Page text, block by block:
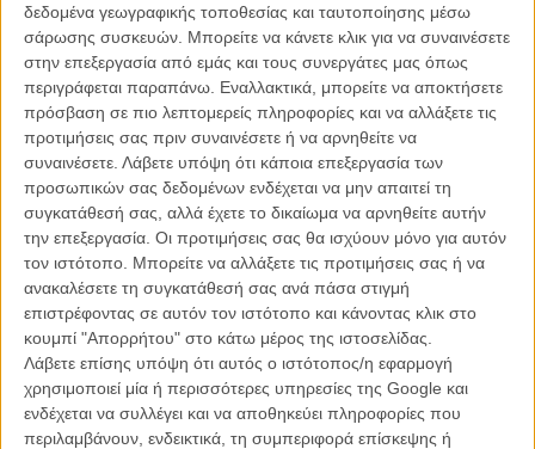
δεδομένα γεωγραφικής τοποθεσίας και ταυτοποίησης μέσω
σάρωσης συσκευών. Μπορείτε να κάνετε κλικ για να συναινέσετε
στην επεξεργασία από εμάς και τους συνεργάτες μας όπως
περιγράφεται παραπάνω. Εναλλακτικά, μπορείτε να αποκτήσετε
πρόσβαση σε πιο λεπτομερείς πληροφορίες και να αλλάξετε τις
προτιμήσεις σας πριν συναινέσετε ή να αρνηθείτε να
συναινέσετε. Λάβετε υπόψη ότι κάποια επεξεργασία των
προσωπικών σας δεδομένων ενδέχεται να μην απαιτεί τη
συγκατάθεσή σας, αλλά έχετε το δικαίωμα να αρνηθείτε αυτήν
την επεξεργασία. Οι προτιμήσεις σας θα ισχύουν μόνο για αυτόν
τον ιστότοπο. Μπορείτε να αλλάξετε τις προτιμήσεις σας ή να
ανακαλέσετε τη συγκατάθεσή σας ανά πάσα στιγμή
επιστρέφοντας σε αυτόν τον ιστότοπο και κάνοντας κλικ στο
κουμπί "Απορρήτου" στο κάτω μέρος της ιστοσελίδας.
Λάβετε επίσης υπόψη ότι αυτός ο ιστότοπος/η εφαρμογή
χρησιμοποιεί μία ή περισσότερες υπηρεσίες της Google και
ενδέχεται να συλλέγει και να αποθηκεύει πληροφορίες που
περιλαμβάνουν, ενδεικτικά, τη συμπεριφορά επίσκεψης ή
Την εποχή του «Hunt», στις Κάννες
Στο «Ασπρο Πάτο», μια ομάδα καθηγητών σχολείου, τέσσερις
κολλητοί φίλοι, θέλουν να δοκιμάσουν μια καινούργια προσέγγιση
στη ζωή και τη δουλειά: αποφασίζουν να πίνουν σταθερά, μόνο τις
εργάσιμες ώρες και να διατηρούν ένα ελαφρύ επίπεδο μέθης σε όλη
τη διάρκεια της μέρας. Σκοπός τους, ν' αποδείξουν, όπως
ακράδαντα πίστευαν ο Χέμινγουεϊ κι ο Τσέρτσιλ, ότι μια λίγο
μεγαλύτερη περιεκτικότητα αλκοόλ στο αίμα, ανοίγει τη σκέψη στον
έξω κόσμο, κάνει τα προβλήματα να φαίνονται μικρότερα και αυξάνει
τη δημιουργικότητα. Ενα πείραμα που θα αποδειχθεί εξαιρετικά
πετυχημένο για μερικούς, αλλά όχι τόσο πετυχημένο για άλλους. Το
σενάριο υπογράφει ο Βίντερμπεργκ μαζί με τον Τομπίας Λίντχολμ
(όπως και το«Κυνήγι») και με τον Μίκελσεν συμπρωταγωνιστούν,
όπως και σ' εκείνη την ταινία, οι Τόμας Μπο Λάρσεν, Λαρς Ράτθε,
Σούσε Βολντ, αλλά κι ο Μάγκνους Μίλανγκ από το «The
Commune» και το «Kursk» - σαν να λέμε, οικογένεια.